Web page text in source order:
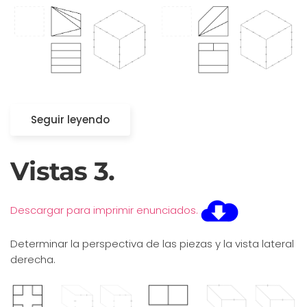
Seguir leyendo
Vistas 3.
Descargar para imprimir enunciados.
Determinar la perspectiva de las piezas y la vista lateral
derecha.